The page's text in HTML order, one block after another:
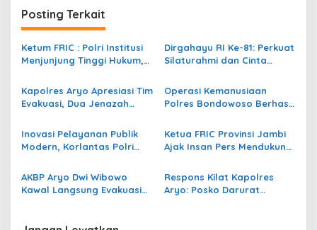
g
a
s
p
o
s
Posting Terkait
Ketum FRIC : Polri Institusi
Menjunjung Tinggi Hukum,
Anggota Yang Melakukan
Pelanggaran
Dirgahayu RI Ke-81: Perkuat
Silaturahmi dan Cinta
Pengurus Tebarkan Ribuan
Bendera
Kapolres Aryo Apresiasi Tim
Evakuasi, Dua Jenazah
Dibawa ke RS Bhayangkara
Bondowoso
Operasi Kemanusiaan
Polres Bondowoso Berhasil
Gunung Piramid
Inovasi Pelayanan Publik
Modern, Korlantas Polri
Berkat SIM Digital dan e-
BPKB
Ketua FRIC Provinsi Jambi
Ajak Insan Pers Mendukung
Sitkamtibmas dan Tangkal
Hoax
AKBP Aryo Dwi Wibowo
Kawal Langsung Evakuasi
Respons Kilat Kapolres
Aryo: Posko Darurat